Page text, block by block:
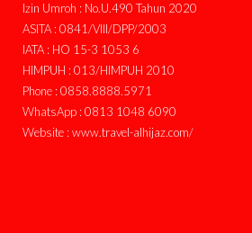
Izin Umroh : No.U.490 Tahun 2020
ASITA : 0841/VIII/DPP/2003
IATA : HO 15-3 1053 6
HIMPUH : 013/HIMPUH 2010
Phone : 0858.8888.5971
WhatsApp : 0813 1048 6090
Website : www.travel-alhijaz.com/